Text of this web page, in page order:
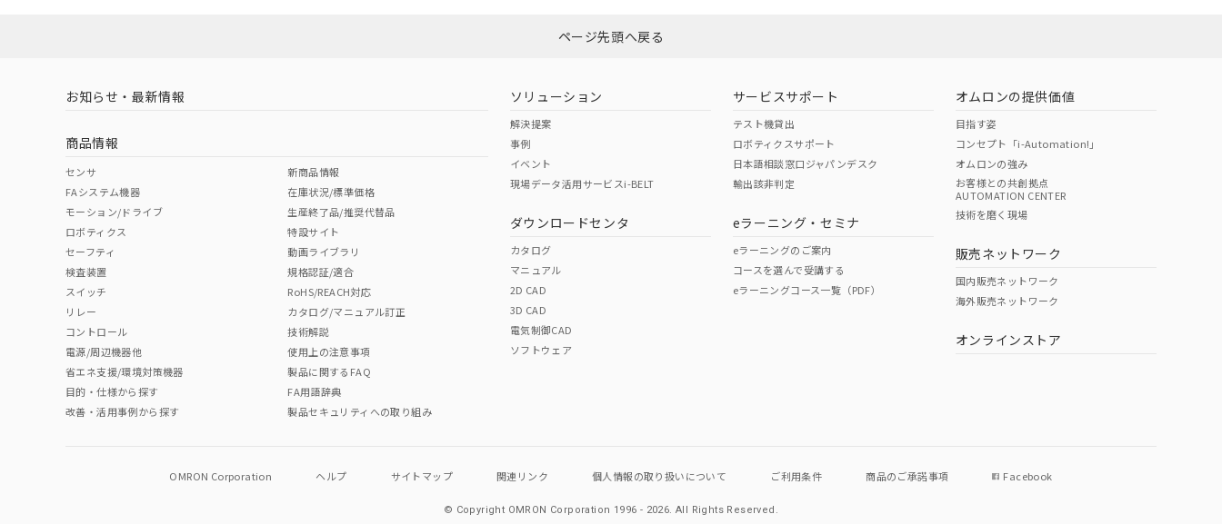
ダウンロードはこちら
中国 RoHS 注意事項・凡例
中国 RoHS表
Pb Hg Cr(VI)
O O
"対応済み"や非含有の記載がされた商品であっても、流通在庫等で未対応品が混在する可能性があります。
非含有品が必要な際は、弊社営業部門もしくは販売店へお問い合わせください。
ページ先頭へ戻る
お知らせ・最新情報
商品情報
センサ
FAシステム機器
モーション/ドライブ
ロボティクス
セーフティ
検査装置
スイッチ
リレー
コントロール
電源/周辺機器他
省エネ支援/環境対策機器
目的・仕様から探す
改善・活用事例から探す
新商品情報
在庫状況/標準価格
生産終了品/推奨代替品
特設サイト
動画ライブラリ
規格認証/適合
RoHS/REACH対応
カタログ/マニュアル訂正
技術解説
使用上の注意事項
製品に関するFAQ
FA用語辞典
製品セキュリティへの取り組み
ソリューション
解決提案
事例
イベント
現場データ活用サービスi-BELT
ダウンロードセンタ
カタログ
マニュアル
2D CAD
3D CAD
電気制御CAD
ソフトウェア
サービスサポート
テスト機貸出
ロボティクスサポート
日本語相談窓口ジャパンデスク
輸出該非判定
eラーニング・セミナ
eラーニングのご案内
コースを選んで受講する
eラーニングコース一覧（PDF）
オムロンの提供価値
目指す姿
コンセプト「i-Automation!」
オムロンの強み
お客様との共創拠点
AUTOMATION CENTER
技術を磨く現場
販売ネットワーク
国内販売ネットワーク
海外販売ネットワーク
オンラインストア
OMRON Corporation ヘルプ サイトマップ 関連リンク 個人情報の取り扱いについて ご利用条件 商品のご承諾事項 Facebook
© Copyright OMRON Corporation 1996 - 2026.All Rights Reserved.